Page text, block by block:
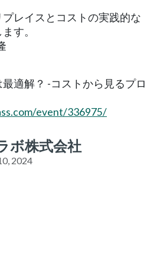
レイスとコストの実践的な
す。
最適解？ -コストから見るプロ
event/336975/
ボ株式会社
2024